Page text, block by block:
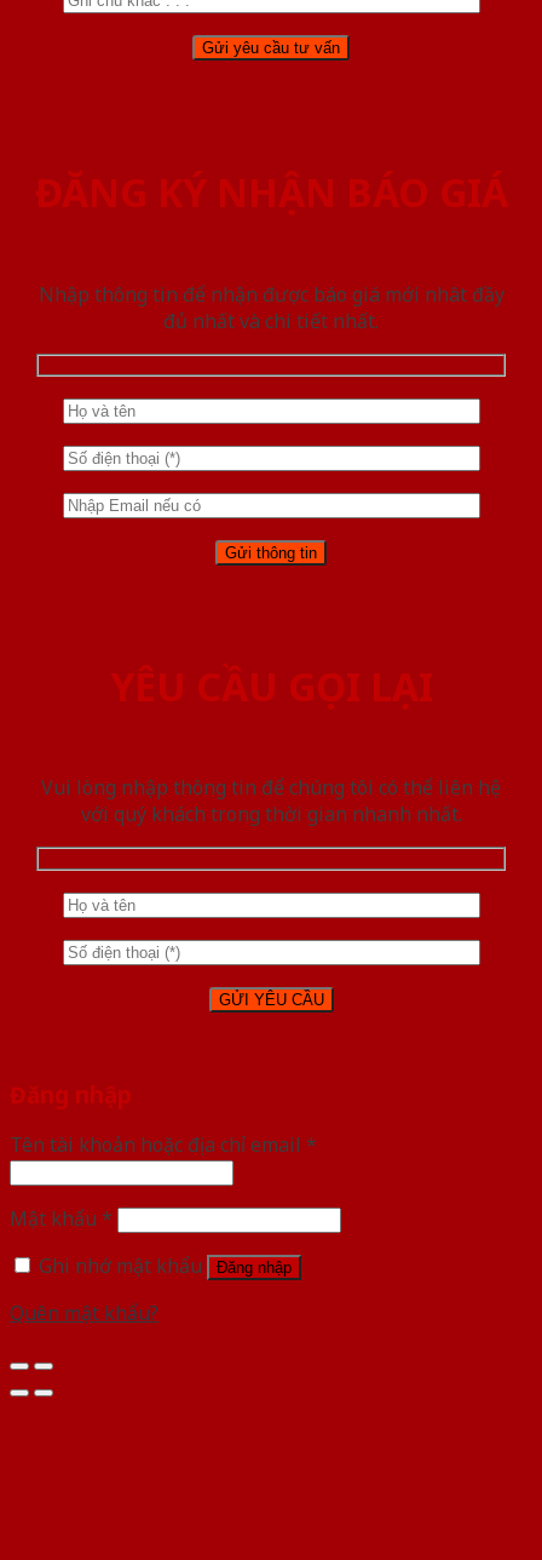
ĐĂNG KÝ NHẬN BÁO GIÁ
Nhập thông tin để nhận được báo giá mới nhât đầy
đủ nhất và chi tiết nhất.
YÊU CẦU GỌI LẠI
Vui lòng nhập thông tin để chúng tôi có thể liên hệ
với quý khách trong thời gian nhanh nhất.
Đăng nhập
Tên tài khoản hoặc địa chỉ email *
Mật khẩu *
Ghi nhớ mật khẩu
Đăng nhập
Quên mật khẩu?